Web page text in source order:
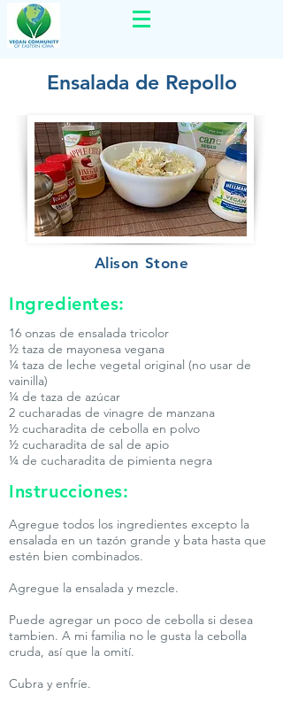
Ensalada de Repollo
Alison Stone
Ingredientes:
16 onzas de ensalada tricolor
½ taza de mayonesa vegana
¼ taza de leche vegetal original (no usar de
vainilla)
¼ de taza de azúcar
2 cucharadas de vinagre de manzana
½ cucharadita de cebolla en polvo
½ cucharadita de sal de apio
¼ de cucharadita de pimienta negra
Instrucciones:
Agregue todos los ingredientes excepto la
ensalada en un tazón grande y bata hasta que
estén bien combinados.
Agregue la ensalada y mezcle.
Puede agregar un poco de cebolla si desea
tambien. A mi familia no le gusta la cebolla
cruda, así que la omití.
Cubra y enfríe.